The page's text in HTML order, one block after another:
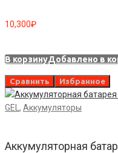
10,300₽
В корзинуДобавлено в
Сравнить Избранное
GEL , Аккумуляторы
Аккумуляторная